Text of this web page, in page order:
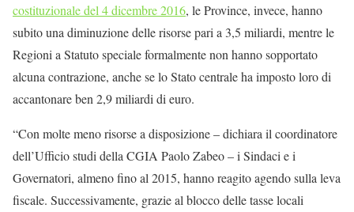
costituzionale del 4 dicembre 2016, le Province, invece, hanno
subito una diminuzione delle risorse pari a 3,5 miliardi, mentre le
Regioni a Statuto speciale formalmente non hanno sopportato
alcuna contrazione, anche se lo Stato centrale ha imposto loro di
accantonare ben 2,9 miliardi di euro.
“Con molte meno risorse a disposizione – dichiara il coordinatore
dell’Ufficio studi della CGIA Paolo Zabeo – i Sindaci e i
Governatori, almeno fino al 2015, hanno reagito agendo sulla leva
fiscale. Successivamente, grazie al blocco delle tasse locali